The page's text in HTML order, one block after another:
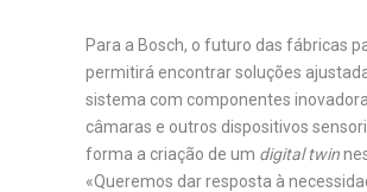
Para a Bosch, o futuro das fábricas
permitirá encontrar soluções
sistema com componentes
câmaras e outros dispositivos
forma a criação de um digital twin
«Queremos dar resposta à